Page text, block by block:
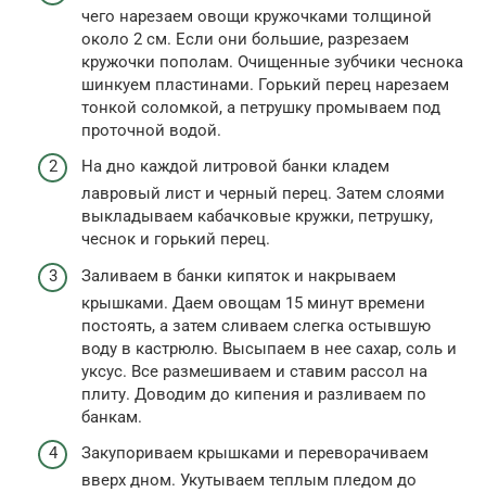
чего нарезаем овощи кружочками толщиной
около 2 см. Если они большие, разрезаем
кружочки пополам. Очищенные зубчики чеснока
шинкуем пластинами. Горький перец нарезаем
тонкой соломкой, а петрушку промываем под
проточной водой.
На дно каждой литровой банки кладем
лавровый лист и черный перец. Затем слоями
выкладываем кабачковые кружки, петрушку,
чеснок и горький перец.
Заливаем в банки кипяток и накрываем
крышками. Даем овощам 15 минут времени
постоять, а затем сливаем слегка остывшую
воду в кастрюлю. Высыпаем в нее сахар, соль и
уксус. Все размешиваем и ставим рассол на
плиту. Доводим до кипения и разливаем по
банкам.
Закупориваем крышками и переворачиваем
вверх дном. Укутываем теплым пледом до